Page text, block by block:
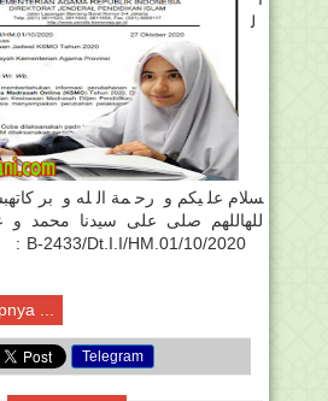
ل
سلام عليكم و رحمة الله و
للهاللهم صلى على سيدنا محمد
...
Telegram